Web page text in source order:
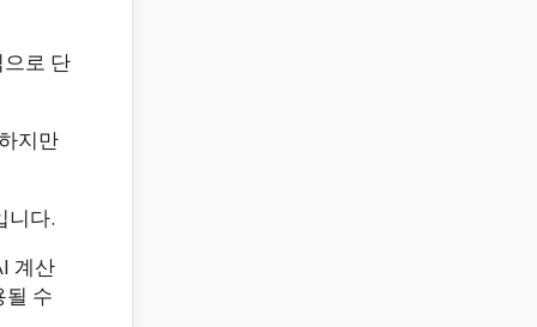
로 단
지만
니다.
계산
될 수